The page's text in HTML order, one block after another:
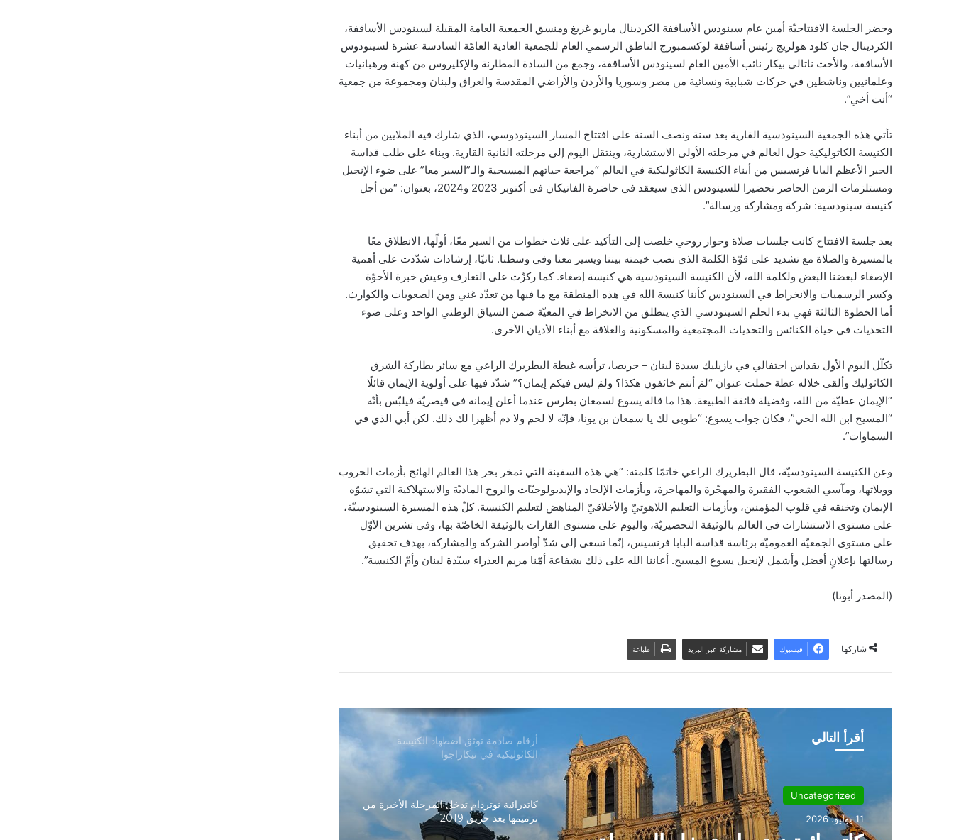
وحضر الجلسة الافتتاحيّة أمين عام سينودس الأساقفة الكردينال ماريو غريغ ومنسق الجمعية العامة المقبلة لسينودس الأساقفة،
الكردينال جان كلود هولريج رئيس أساقفة لوكسمبورج الناطق الرسمي العام للجمعية العادية العامّة السادسة عشرة لسينودوس
الأساقفة، والأخت ناتالي بيكار نائب الأمين العام لسينودس الأساقفة، وجمع من السادة المطارنة والإكليروس من كهنة ورهبانيات
وعلمانيين وناشطين في حركات شبابية ونسائية من مصر وسوريا والأردن والأراضي المقدسة والعراق ولبنان ومجموعة من جمعية
“أنت أخي”.
تأتي هذه الجمعية السينودسية القارية بعد سنة ونصف السنة على افتتاح المسار السينودوسي، الذي شارك فيه الملايين من أبناء
الكنيسة الكاثوليكية حول العالم في مرحلته الأولى الاستشارية، وينتقل اليوم إلى مرحلته الثانية القارية. وبناء على طلب قداسة
الحبر الأعظم البابا فرنسيس من أبناء الكنيسة الكاثوليكية في العالم “مراجعة حياتهم المسيحية والـ”السير معا” على ضوء الإنجيل
ومستلزمات الزمن الحاضر تحضيرا للسينودس الذي سيعقد في حاضرة الفاتيكان في أكتوبر 2023 و2024، بعنوان: “من أجل
كنيسة سينودسية: شركة ومشاركة ورسالة”.
بعد جلسة الافتتاح كانت جلسات صلاة وحوار روحي خلصت إلى التأكيد على ثلاث خطوات من السير معًا، أولًها، الانطلاق معًا
بالمسيرة والصلاة مع تشديد على قوّة الكلمة الذي نصب خيمته بيننا ويسير معنا وفي وسطنا. ثانيًا، إرشادات شدّدت على أهمية
الإصغاء لبعضنا البعض ولكلمة الله، لأن الكنيسة السينودسية هي كنيسة إصغاء. كما ركزّت على التعارف وعيش خبرة الأخوّة
وكسر الرسميات والانخراط في السينودس كأننا كنيسة الله في هذه المنطقة مع ما فيها من تعدّد غني ومن الصعوبات والكوارث.
أما الخطوة الثالثة فهي بدء الحلم السينودسي الذي ينطلق من الانخراط في المعيّة ضمن السياق الوطني الواحد وعلى ضوء
التحديات في حياة الكنائس والتحديات المجتمعية والمسكونية والعلاقة مع أبناء الأديان الأخرى.
تكلّل اليوم الأول بقداس احتفالي في بازيليك سيدة لبنان – حريصا، ترأسه غبطة البطريرك الراعي مع سائر بطاركة الشرق
الكاثوليك وألقى خلاله عظة حملت عنوان “لمَ أنتم خائفون هكذا؟ ولمَ ليس فيكم إيمان؟” شدّد فيها على أولوية الإيمان قائلًا
“الإيمان عطيّة من الله، وفضيلة فائقة الطبيعة. هذا ما قاله يسوع لسمعان بطرس عندما أعلن إيمانه في قيصريّة فيلبّس بأنّه
“المسيح ابن الله الحي”، فكان جواب يسوع: “طوبى لك يا سمعان بن يونا، فإنّه لا لحم ولا دم أظهرا لك ذلك. لكن أبي الذي في
السماوات”.
وعن الكنيسة السينودسيّة، قال البطريرك الراعي خاتمًا كلمته: “هي هذه السفينة التي تمخر بحر هذا العالم الهائج بأزمات الحروب
وويلاتها، ومآسي الشعوب الفقيرة والمهجّرة والمهاجرة، وبأزمات الإلحاد والإيديولوجيّات والروح الماديّة والاستهلاكية التي تشوّه
الإيمان وتخنقه في قلوب المؤمنين، وبأزمات التعليم اللاهوتيّ والأخلاقيّ المناهض لتعليم الكنيسة. كلّ هذه المسيرة السينودسيّة،
على مستوى الاستشارات في العالم بالوثيقة التحضيريّة، واليوم على مستوى القارات بالوثيقة الخاصّة بها، وفي تشرين الأوّل
على مستوى الجمعيّة العموميّة برئاسة قداسة البابا فرنسيس، إنّما تسعى إلى شدّ أواصر الشركة والمشاركة، بهدف تحقيق
رسالتها بإعلانٍ أفضل وأشمل لإنجيل يسوع المسيح. أعاننا الله على ذلك بشفاعة أمّنا مريم العذراء سيّدة لبنان وأمّ الكنيسة”.
(المصدر أبونا)
شاركها فيسبوك مشاركة عبر البريد طباعة
أقرأ التالي
Uncategorized
11 يوليو، 2026
بيان مسكوني مشترك حول اتساع نطاق
الكاردينال بيتسابالا: الكنيسة لن تتخلى أبدًا
عن المحتاجين في غزة
دعوة مشتركة لتجديد الإيمان وترسيخ السلام
والحوار.. رسالة دائرة الحوار بين الأديان
الأرض المقدسة وساعدوا في تعزيز الحوار
بطريركا الأقباط الكاثوليك والروم الكاثوليك
أرقام صادمة توثق اضطهاد الكنيسة
الكاثوليكية في نيكاراجوا
كاتدرائية نوتردام تدخل المرحلة الأخيرة من
ترميمها بعد حريق 2019